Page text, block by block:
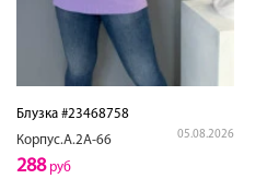
Блузка #23468758
Корпус.А.2А-66
05.08.2026
288руб